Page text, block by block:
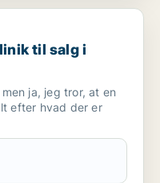
i Værløse
til salg i
ja, jeg tror, ​​at en
efter hvad der er